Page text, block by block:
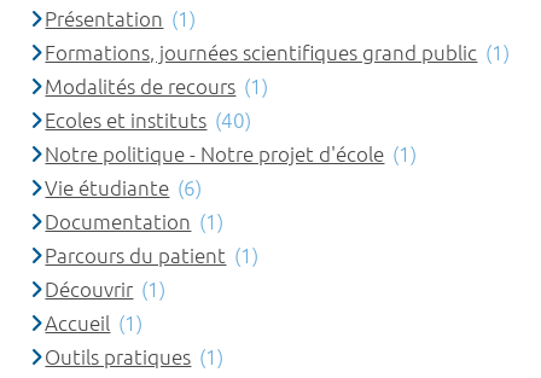
Présentation (1)
Formations, journées scientifiques grand public (1)
Modalités de recours (1)
Ecoles et instituts (40)
Notre politique - Notre projet d'école (1)
Vie étudiante (6)
Documentation (1)
Parcours du patient (1)
Découvrir (1)
Accueil (1)
Outils pratiques (1)